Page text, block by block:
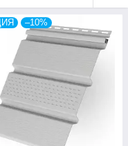
–10%